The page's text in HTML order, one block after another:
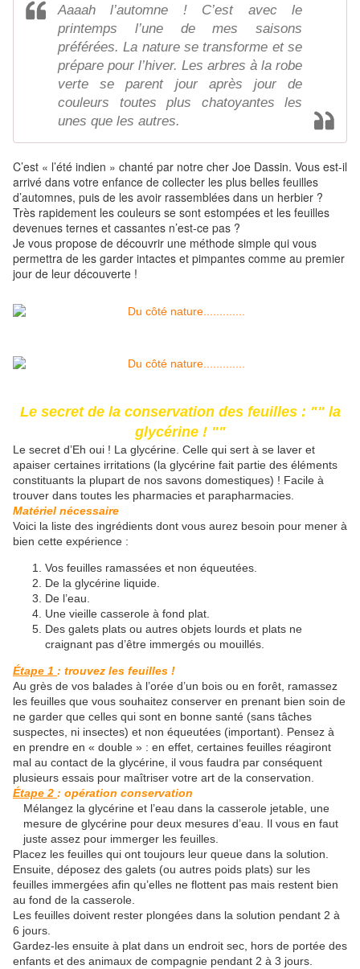
Aaaah l’automne ! C’est avec le
printemps l’une de mes saisons
préférées. La nature se transforme et se
prépare pour l’hiver. Les arbres à la robe
verte se parent jour après jour de
couleurs toutes plus chatoyantes les
unes que les autres.
C’est « l’été indien » chanté par notre cher Joe Dassin. Vous est-il
arrivé dans votre enfance de collecter les plus belles feuilles
d’automnes, puis de les avoir rassemblées dans un herbier ?
Très rapidement les couleurs se sont estompées et les feuilles
devenues ternes et cassantes n’est-ce pas ?
Je vous propose de découvrir une méthode simple qui vous
permettra de les garder intactes et pimpantes comme au premier
jour de leur découverte !
Le secret de la conservation des feuilles : "" la
glycérine ! ""
Le secret d’Eh oui ! La glycérine. Celle qui sert à se laver et
apaiser certaines irritations (la glycérine fait partie des éléments
constituants la plupart de nos savons domestiques) ! Facile à
trouver dans toutes les pharmacies et parapharmacies.
Matériel nécessaire
Voici la liste des ingrédients dont vous aurez besoin pour mener à
bien cette expérience :
Vos feuilles ramassées et non équeutées.
De la glycérine liquide.
De l’eau.
Une vieille casserole à fond plat.
Des galets plats ou autres objets lourds et plats ne
craignant pas d’être immergés ou mouillés.
Étape 1 : trouvez les feuilles !
Au grès de vos balades à l’orée d’un bois ou en forêt, ramassez
les feuilles que vous souhaitez conserver en prenant bien soin de
ne garder que celles qui sont en bonne santé (sans tâches
suspectes, ni insectes) et non équeutées (important). Pensez à
en prendre en « double » : en effet, certaines feuilles réagiront
mal au contact de la glycérine, il vous faudra par conséquent
plusieurs essais pour maîtriser votre art de la conservation.
Étape 2 : opération conservation
Mélangez la glycérine et l’eau dans la casserole jetable, une
mesure de glycérine pour deux mesures d’eau. Il vous en faut
juste assez pour immerger les feuilles.
Placez les feuilles qui ont toujours leur queue dans la solution.
Ensuite, déposez des galets (ou autres poids plats) sur les
feuilles immergées afin qu’elles ne flottent pas mais restent bien
au fond de la casserole.
Les feuilles doivent rester plongées dans la solution pendant 2 à
6 jours.
Gardez-les ensuite à plat dans un endroit sec, hors de portée des
enfants et des animaux de compagnie pendant 2 à 3 jours.